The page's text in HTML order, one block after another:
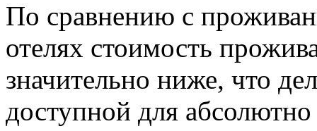
По сравнению с
отелях стоимость
значительно ниже, что
доступной для